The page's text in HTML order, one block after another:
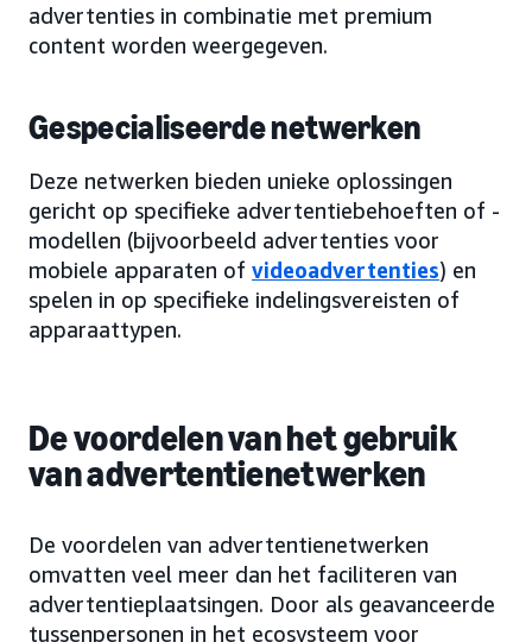
advertenties in combinatie met premium
content worden weergegeven.
Gespecialiseerde netwerken
Deze netwerken bieden unieke oplossingen
gericht op specifieke advertentiebehoeften of -
modellen (bijvoorbeeld advertenties voor
mobiele apparaten of videoadvertenties) en
spelen in op specifieke indelingsvereisten of
apparaattypen.
De voordelen van het gebruik
van advertentienetwerken
De voordelen van advertentienetwerken
omvatten veel meer dan het faciliteren van
advertentieplaatsingen. Door als geavanceerde
tussenpersonen in het ecosysteem voor